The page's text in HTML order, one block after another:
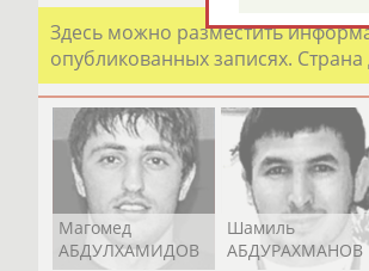
Здесь можно разместить
опубликованных записях.
Магомед
АБДУЛХАМИДОВ
Шамиль
АБДУРАХМАНОВ